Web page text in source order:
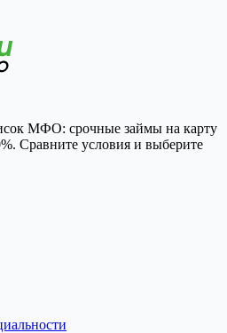
МФО: срочные займы на карту
Сравните условия и выберите